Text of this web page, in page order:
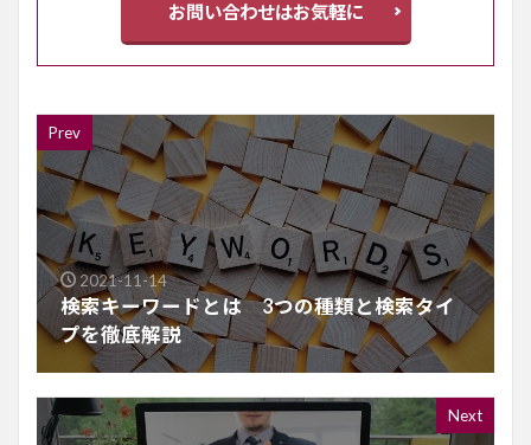
お問い合わせはお気軽に
Prev
2021-11-14
検索キーワードとは 3つの種類と検索タイ
プを徹底解説
Next